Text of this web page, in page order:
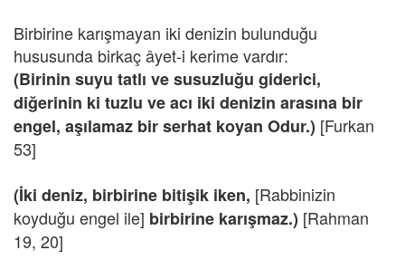
Birbirine karışmayan iki denizin bulunduğu
hususunda birkaç âyet-i kerime vardır:
(Birinin suyu tatlı ve susuzluğu giderici,
diğerinin ki tuzlu ve acı iki denizin arasına bir
engel, aşılamaz bir serhat koyan Odur.) [Furkan
53]
(İki deniz, birbirine bitişik iken, [Rabbinizin
koyduğu engel ile] birbirine karışmaz.) [Rahman
19, 20]